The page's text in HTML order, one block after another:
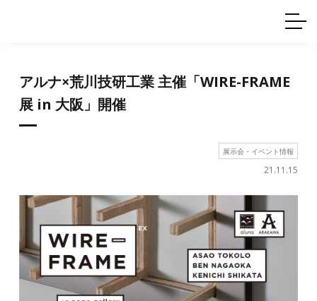
使用例
目的別一覧
シーン別一覧
技術
サポート
グリップの使い方
図面ダウンロード
アルナ×荒川技研工業 主催「WIRE-FRAME
展 in 大阪」開催
展示会・イベント情報
21.11.15